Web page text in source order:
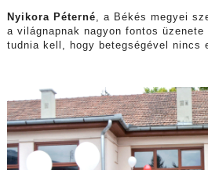
Nyikora Péterné, a Békés megyei
a világnapnak nagyon fontos
tudnia kell, hogy betegségével nincs